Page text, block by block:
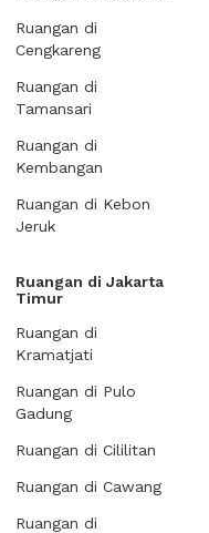
Ruangan di
Cengkareng
Ruangan di
Tamansari
Ruangan di
Kembangan
Ruangan di Kebon
Jeruk
Ruangan di Jakarta
Timur
Ruangan di
Kramatjati
Ruangan di Pulo
Gadung
Ruangan di Cililitan
Ruangan di Cawang
Ruangan di